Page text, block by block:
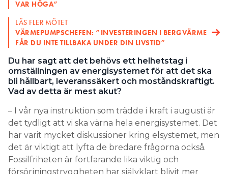
VAR HÖGA”
LÄS FLER MÖTET
VÄRMEPUMPSCHEFEN: ”INVESTERINGEN I BERGVÄRME
FÅR DU INTE TILLBAKA UNDER DIN LIVSTID”
Du har sagt att det behövs ett helhetstag i
omställningen av energisystemet för att det ska
bli hållbart, leveranssäkert och moståndskraftigt.
Vad av detta är mest akut?
– I vår nya instruktion som trädde i kraft i augusti är
det tydligt att vi ska värna hela energisystemet. Det
har varit mycket diskussioner kring elsystemet, men
det är viktigt att lyfta de bredare frågorna också.
Fossilfriheten är fortfarande lika viktig och
försörjningstryggheten har självklart blivit mer